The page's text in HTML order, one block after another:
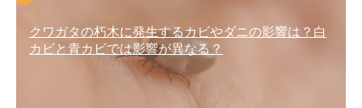
クワガタの朽木に発生するカビやダニの影響は？白
カビと青カビでは影響が異なる？